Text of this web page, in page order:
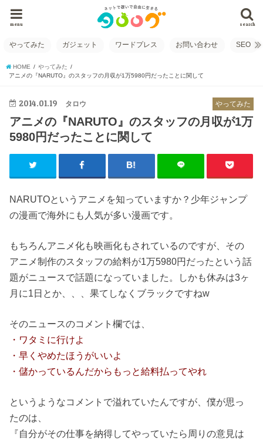
search
menu
やってみた ガジェット ワードプレス お問い合わせ SEO
HOME
やってみた
アニメの『NARUTO』のスタッフの月収が1万5980円だったことに関して
やってみた
2014.01.19 タロウ
アニメの『NARUTO』のスタッフの月収が1万
5980円だったことに関して
NARUTOというアニメを知っていますか？少年ジャンプ
の漫画で海外にも人気が多い漫画です。
もちろんアニメ化も映画化もされているのですが、その
アニメ制作のスタッフの給料が1万5980円だったという話
題がニュースで話題になっていました。しかも休みは3ヶ
月に1日とか、、、果てしなくブラックですねw
そのニュースのコメント欄では、
・ワタミに行けよ
・早くやめたほうがいいよ
・儲かっているんだからもっと給料払ってやれ
というようなコメントで溢れていたんですが、僕が思っ
たのは、
『自分がその仕事を納得してやっていたら周りの意見は